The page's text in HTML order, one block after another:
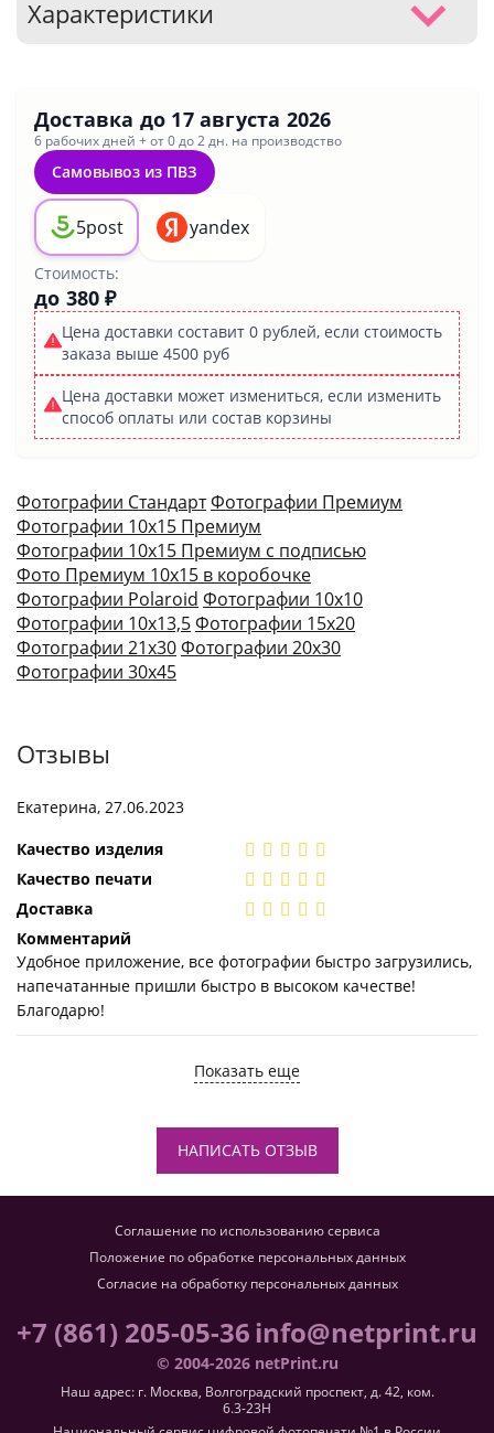
Характеристики
Доставка до 17 августа 2026
6 рабочих дней + от 0 до 2 дн. на производство
Самовывоз из ПВЗ
5post yandex
Стоимость:
до 380 ₽
Цена доставки составит 0 рублей, если стоимость
заказа выше 4500 руб
Цена доставки может измениться, если изменить
способ оплаты или состав корзины
Фотографии СтандартФотографии Премиум
Фотографии 10х15 Премиум
Фотографии 10х15 Премиум с подписью
Фото Премиум 10х15 в коробочке
Фотографии Polaroid Фотографии 10х10
Фотографии 10х13,5Фотографии 15х20
Фотографии 21х30Фотографии 20х30
Фотографии 30х45
Отзывы
Екатерина, 27.06.2023
Качество изделия
Качество печати
Доставка
Комментарий
Удобное приложение, все фотографии быстро загрузились,
напечатанные пришли быстро в высоком качестве!
Благодарю!
Показать еще
НАПИСАТЬ ОТЗЫВ
Соглашение по использованию сервиса
Положение по обработке персональных данных
Согласие на обработку персональных данных
+7 (861) 205-05-36info@netprint.ru
© 2004-2026 netPrint.ru
Наш адрес: г. Москва, Волгоградский проспект, д. 42, ком.
6.3-23H